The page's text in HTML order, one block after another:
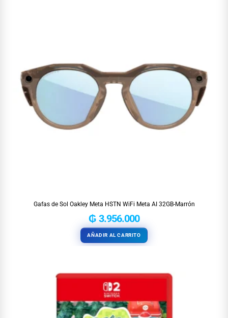
Gafas de Sol Oakley Meta HSTN WiFi Meta AI 32GB-Marrón
₲ 3.956.000
AÑADIR AL CARRITO